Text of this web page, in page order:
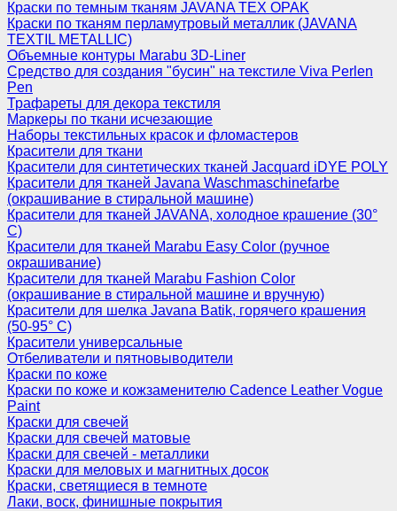
Краски по темным тканям JAVANA TEX OPAK
Краски по тканям перламутровый металлик (JAVANA
TEXTIL METALLIC)
Объемные контуры Marabu 3D-Liner
Средство для создания "бусин" на текстиле Viva Perlen
Pen
Трафареты для декора текстиля
Маркеры по ткани исчезающие
Наборы текстильных красок и фломастеров
Красители для ткани
Красители для синтетических тканей Jacquard iDYE POLY
Красители для тканей Javana Waschmaschinefarbe
(окрашивание в стиральной машине)
Красители для тканей JAVANA, холодное крашение (30°
С)
Красители для тканей Marabu Easy Color (ручное
окрашивание)
Красители для тканей Marabu Fashion Color
(окрашивание в стиральной машине и вручную)
Красители для шелка Javana Batik, горячего крашения
(50-95° С)
Красители универсальные
Отбеливатели и пятновыводители
Краски по коже
Краски по коже и кожзаменителю Cadence Leather Vogue
Paint
Краски для свечей
Краски для свечей матовые
Краски для свечей - металлики
Краски для меловых и магнитных досок
Краски, светящиеся в темноте
Лаки, воск, финишные покрытия